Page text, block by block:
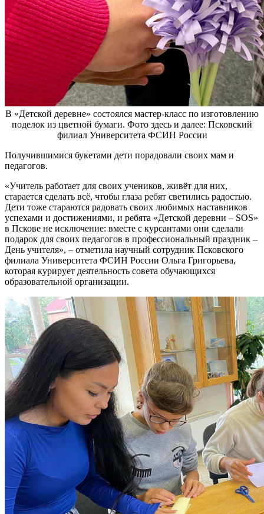
В «Детской деревне» состоялся мастер-класс по изготовлению
поделок из цветной бумаги. Фото здесь и далее: Псковский
филиал Университета ФСИН России
Получившимися букетами дети порадовали своих мам и
педагогов.
«Учитель работает для своих учеников, живёт для них,
старается сделать всё, чтобы глаза ребят светились радостью.
Дети тоже стараются радовать своих любимых наставников
успехами и достижениями, и ребята «Детской деревни – SOS»
в Пскове не исключение: вместе с курсантами они сделали
подарок для своих педагогов в профессиональный праздник –
День учителя», – отметила научный сотрудник Псковского
филиала Университета ФСИН России Ольга Григорьева,
которая курирует деятельность совета обучающихся
образовательной организации.